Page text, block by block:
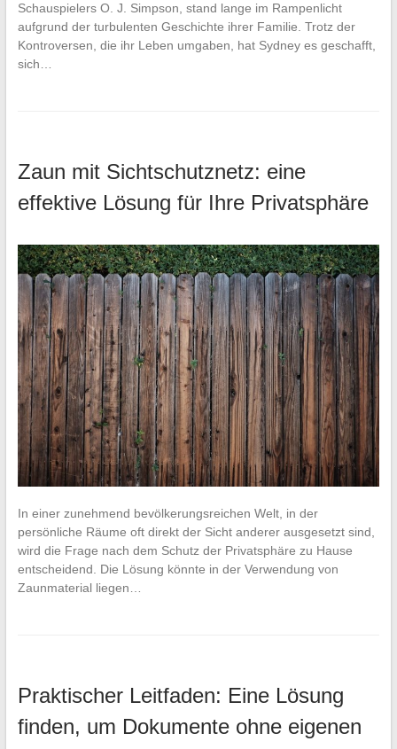
Schauspielers O. J. Simpson, stand lange im Rampenlicht
aufgrund der turbulenten Geschichte ihrer Familie. Trotz der
Kontroversen, die ihr Leben umgaben, hat Sydney es geschafft,
sich…
Zaun mit Sichtschutznetz: eine
effektive Lösung für Ihre Privatsphäre
In einer zunehmend bevölkerungsreichen Welt, in der
persönliche Räume oft direkt der Sicht anderer ausgesetzt sind,
wird die Frage nach dem Schutz der Privatsphäre zu Hause
entscheidend. Die Lösung könnte in der Verwendung von
Zaunmaterial liegen…
Praktischer Leitfaden: Eine Lösung
finden, um Dokumente ohne eigenen